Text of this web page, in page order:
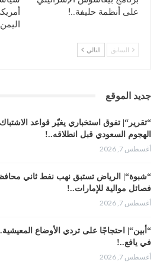
على أنظمة حليفة..!
السابق التالي
جديد الموقع
“تقرير“| تفوق استخباري يغيّر قواعد
الهجوم السعودي قبل انطلاقه..!
أغسطس 7, 2026
“شبوة“| الرياض تستبق نهب نفط ثاني محافظة
فصائل موالية للإمارات..!
أغسطس 7, 2026
“أبين“| احتجاجًا على تردي الأوضاع
في يافع..!
أغسطس 7, 2026